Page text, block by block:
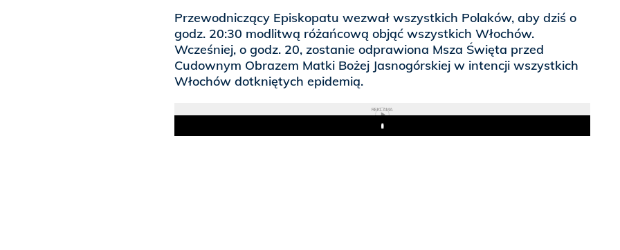
Przewodniczący Episkopatu wezwał wszystkich Polaków, aby dziś o
godz. 20:30 modlitwą różańcową objąć wszystkich Włochów.
Wcześniej, o godz. 20, zostanie odprawiona Msza Święta przed
Cudownym Obrazem Matki Bożej Jasnogórskiej w intencji wszystkich
Włochów dotkniętych epidemią.
REKLAMA
Play